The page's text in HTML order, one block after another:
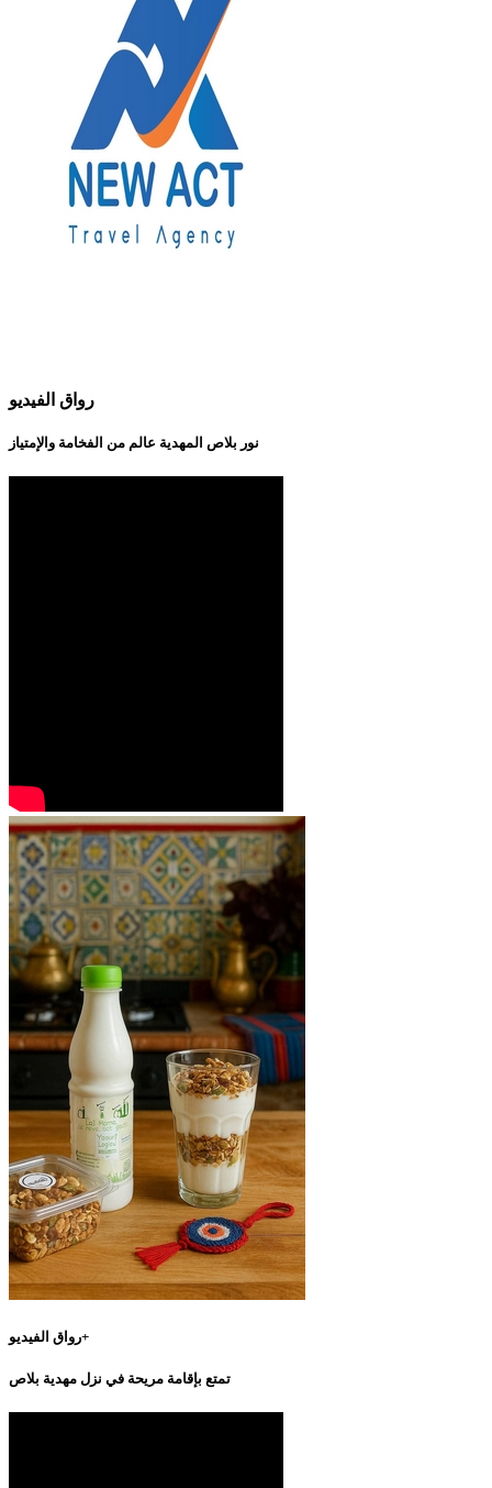
رواق الفيديو
نور بلاص المهدية عالم من الفخامة والإمتياز
رواق الفيديو+
تمتع بإقامة مريحة في نزل مهدية بلاص